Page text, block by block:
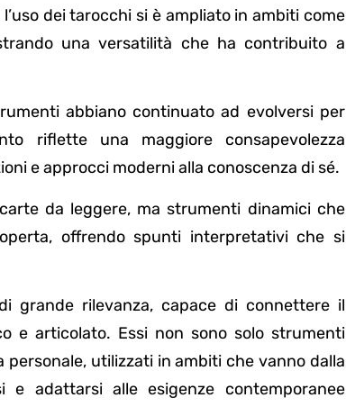
dei tarocchi si è ampliato in ambiti come
una versatilità che ha contribuito a
abbiano continuato ad evolversi per
riflette una maggiore consapevolezza
e approcci moderni alla conoscenza di sé.
da leggere, ma strumenti dinamici che
offrendo spunti interpretativi che si
grande rilevanza, capace di connettere il
e articolato. Essi non sono solo strumenti
utilizzati in ambiti che vanno dalla
adattarsi alle esigenze contemporanee